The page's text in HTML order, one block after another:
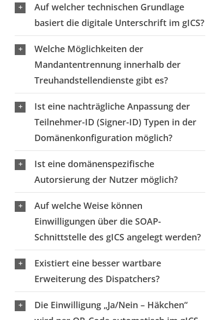
Auf welcher technischen Grundlage
basiert die digitale Unterschrift im gICS?
Welche Möglichkeiten der
Mandantentrennung innerhalb der
Treuhandstellendienste gibt es?
Ist eine nachträgliche Anpassung der
Teilnehmer-ID (Signer-ID) Typen in der
Domänenkonfiguration möglich?
Ist eine domänenspezifische
Autorsierung der Nutzer möglich?
Auf welche Weise können
Einwilligungen über die SOAP-
Schnittstelle des gICS angelegt werden?
Existiert eine besser wartbare
Erweiterung des Dispatchers?
Die Einwilligung „Ja/Nein – Häkchen“